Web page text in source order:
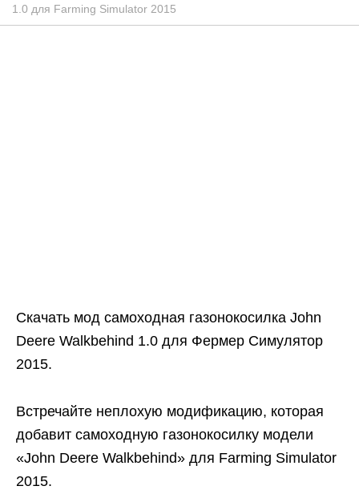
1.0 для Farming Simulator 2015
Скачать мод самоходная газонокосилка John
Deere Walkbehind 1.0 для Фермер Симулятор
2015.
Встречайте неплохую модификацию, которая
добавит самоходную газонокосилку модели
«John Deere Walkbehind» для Farming Simulator
2015.